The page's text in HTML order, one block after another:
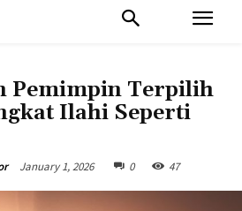
Pemimpin Terpilih
Ilahi Seperti
January 1, 2026 0 47